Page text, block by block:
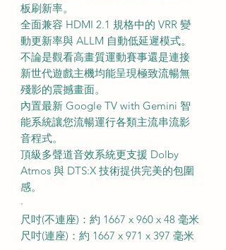
板刷新率。
全面兼容 HDMI 2.1 規格中的 VRR 變
動更新率與 ALLM 自動低延遲模式。
不論是觀看高畫質運動賽事還是連接
新世代遊戲主機均能呈現極致流暢無
殘影的震撼畫面。
內置最新 Google TV with Gemini 智
能系統讓您流暢運行各類主流串流影
音程式。
頂級多聲道音效系統更支援 Dolby
Atmos 與 DTS:X 技術提供完美的包圍
感。
·
尺吋(不連座)：約 1667 x 960 x 48 毫米
尺吋(連座)：約 1667 x 971 x 397 毫米